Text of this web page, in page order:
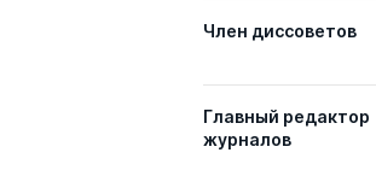
Член диссоветов
Главный редактор
журналов